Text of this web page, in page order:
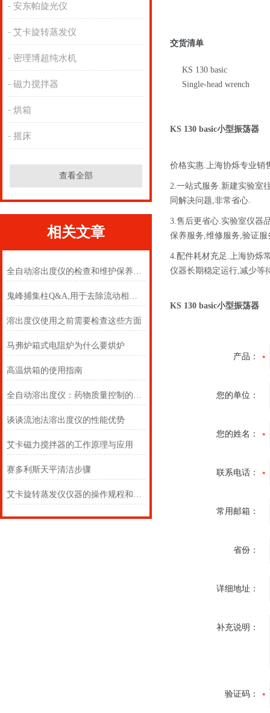
安东帕旋光仪
艾卡旋转蒸发仪
密理博超纯水机
磁力搅拌器
烘箱
摇床
查看全部
相关文章
全自动溶出度仪的检查和维护保养方法
鬼峰捕集柱Q&A,用于去除流动相中杂质
溶出度仪使用之前需要检查这些方面
马弗炉箱式电阻炉为什么要烘炉
高温烘箱的使用指南
全自动溶出度仪：药物质量控制的关键设备解析
谈谈流池法溶出度仪的性能优势
艾卡磁力搅拌器的工作原理与应用
赛多利斯天平清洁步骤
艾卡旋转蒸发仪仪器的操作规程和搬运要求
交货清单
KS 130 basic
Single-head wrench
KS 130 basic小型振荡器
价格实惠.上海协烁专业销
2.一站式服务.新建实验室
同解决问题,非常省心.
3.售后更省心.实验室仪器
保养服务,维修服务,验证
4.配件耗材充足.上海协烁
仪器长期稳定运行,减少等
KS 130 basic小型振荡器
产品：
您的单位：
您的姓名：
联系电话：
常用邮箱：
省份：
详细地址：
补充说明：
验证码：